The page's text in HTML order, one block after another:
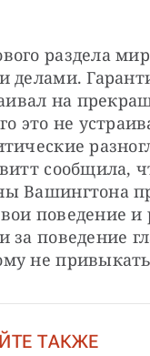
раздела
делами.
на
это не
сообщила,
Вашингтона
поведение
поведение
не
ТАКЖЕ